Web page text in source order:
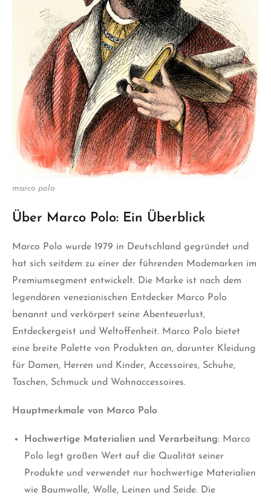
marco polo
Über Marco Polo: Ein Überblick
Marco Polo wurde 1979 in Deutschland gegründet und
hat sich seitdem zu einer der führenden Modemarken im
Premiumsegment entwickelt. Die Marke ist nach dem
legendären venezianischen Entdecker Marco Polo
benannt und verkörpert seine Abenteuerlust,
Entdeckergeist und Weltoffenheit. Marco Polo bietet
eine breite Palette von Produkten an, darunter Kleidung
für Damen, Herren und Kinder, Accessoires, Schuhe,
Taschen, Schmuck und Wohnaccessoires.
Hauptmerkmale von Marco Polo
Hochwertige Materialien und Verarbeitung: Marco
Polo legt großen Wert auf die Qualität seiner
Produkte und verwendet nur hochwertige Materialien
wie Baumwolle, Wolle, Leinen und Seide. Die